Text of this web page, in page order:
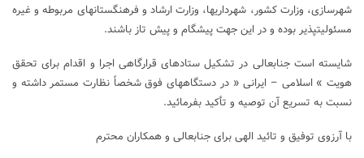
شهرسازی، وزارت کشور، شهرداریها، وزارت ارشاد و فرهنگستانهای مربوطه و غیره
مسئولیتپذیر بوده و در این جهت پیشگام و پیش تاز باشند.
شایسته است جنابعالی در تشکیل ستادهای قرارگاهی اجرا و اقدام برای تحقق
هویت » اسلامی – ایرانی « در دستگاههای فوق شخصاً نظارت مستمر داشته و
نسبت به تسریع آن توصیه و تأکید بفرمائید.
با آرزوی توفیق و تائید الهی برای جنابعالی و همکاران محترم